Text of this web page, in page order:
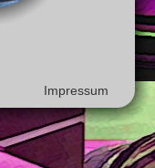
Impressum